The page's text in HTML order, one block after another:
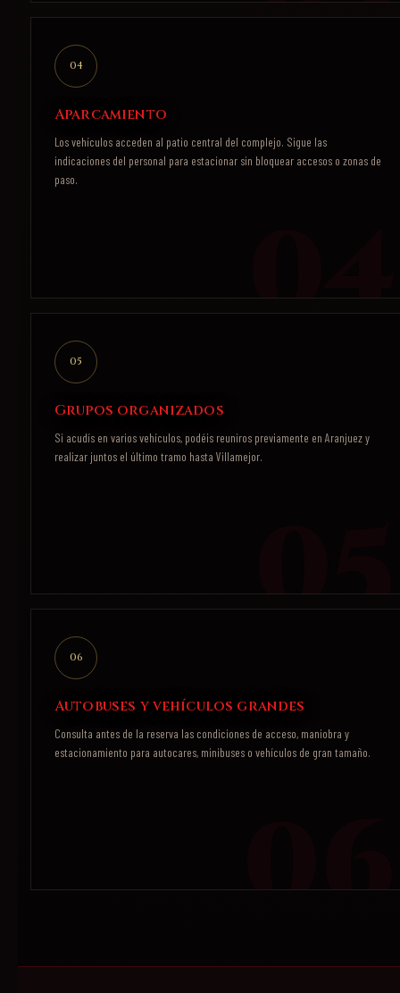
04
Aparcamiento
Los vehículos acceden al patio central del complejo. Sigue las
indicaciones del personal para estacionar sin bloquear accesos o zonas de
paso.
05
Grupos organizados
Si acudís en varios vehículos, podéis reuniros previamente en Aranjuez y
realizar juntos el último tramo hasta Villamejor.
06
Autobuses y vehículos grandes
Consulta antes de la reserva las condiciones de acceso, maniobra y
estacionamiento para autocares, minibuses o vehículos de gran tamaño.